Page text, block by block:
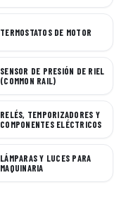
TERMOSTATOS DE MOTOR
SENSOR DE PRESIÓN DE RIEL
(COMMON RAIL)
RELÉS, TEMPORIZADORES Y
COMPONENTES ELÉCTRICOS
LÁMPARAS Y LUCES PARA
MAQUINARIA